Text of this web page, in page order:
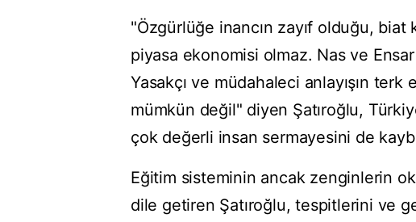
"Özgürlüğe inancın zayıf olduğu,
piyasa ekonomisi olmaz. Nas ve
Yasakçı ve müdahaleci anlayışın
mümkün değil" diyen Şatıroğlu,
çok değerli insan sermayesini de
Eğitim sisteminin ancak zenginlerin
dile getiren Şatıroğlu, tespitlerini ve